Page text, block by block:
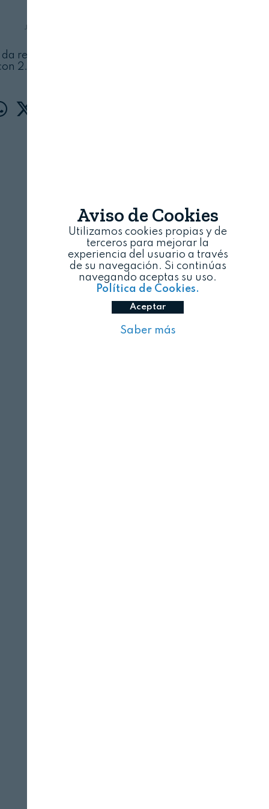
JUNTA DE ANDALUCÍA
respuesta a la totalidad de los expedientes
2.448 beneficiarios en todas las provincias
Aviso de Cookies
Utilizamos cookies propias y de
terceros para mejorar la
experiencia del usuario a través
de su navegación. Si continúas
navegando aceptas su uso.
Política de Cookies.
Aceptar
Saber más